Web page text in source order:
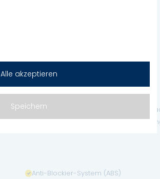
Verglasung hinten abgedunkelt
Zentralverriegelung mit
Anti-Blockier-System (ABS)
Alle akzeptieren
Speichern